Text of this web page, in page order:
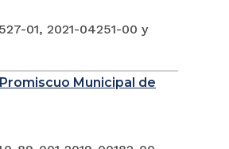
01, 2021-04251-00 y
Municipal de